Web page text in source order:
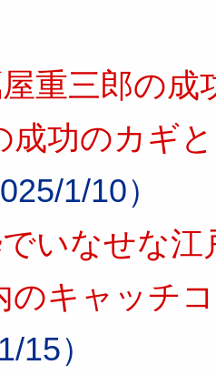
重三郎の成
成功のカギ
1/10）
いなせな江
のキャッチ
15）